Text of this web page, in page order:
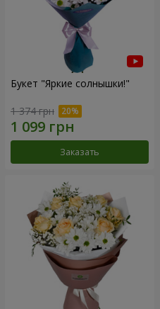
Букет "Яркие солнышки!"
1 374 грн
Заказать